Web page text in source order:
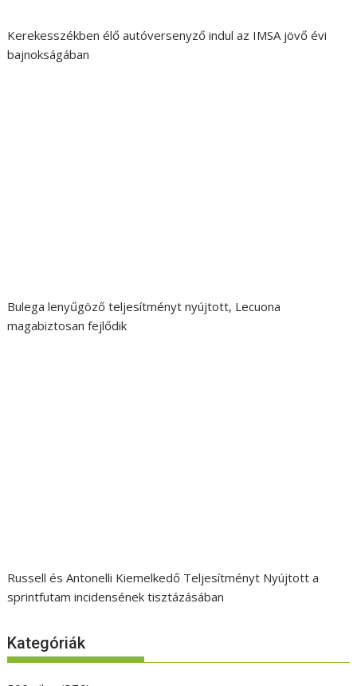
Kerekesszékben élő autóversenyző indul az IMSA jövő évi
bajnokságában
Bulega lenyűgöző teljesítményt nyújtott, Lecuona
magabiztosan fejlődik
Russell és Antonelli Kiemelkedő Teljesítményt Nyújtott a
sprintfutam incidensének tisztázásában
Kategóriák